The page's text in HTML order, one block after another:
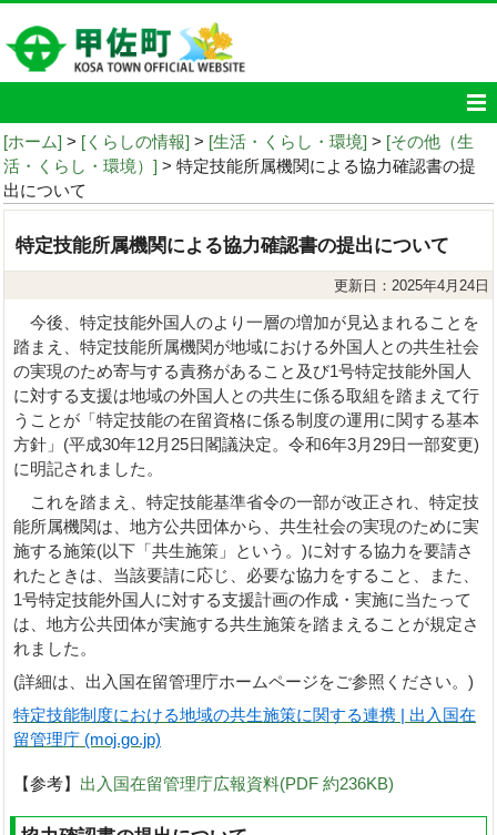
[ホーム] > [くらしの情報] > [生活・くらし・環境] > [その他（生
活・くらし・環境）] > 特定技能所属機関による協力確認書の提
出について
特定技能所属機関による協力確認書の提出について
更新日：2025年4月24日
今後、特定技能外国人のより一層の増加が見込まれることを
踏まえ、特定技能所属機関が地域における外国人との共生社会
の実現のため寄与する責務があること及び1号特定技能外国人
に対する支援は地域の外国人との共生に係る取組を踏まえて行
うことが「特定技能の在留資格に係る制度の運用に関する基本
方針」(平成30年12月25日閣議決定。令和6年3月29日一部変更)
に明記されました。
これを踏まえ、特定技能基準省令の一部が改正され、特定技
能所属機関は、地方公共団体から、共生社会の実現のために実
施する施策(以下「共生施策」という。)に対する協力を要請さ
れたときは、当該要請に応じ、必要な協力をすること、また、
1号特定技能外国人に対する支援計画の作成・実施に当たって
は、地方公共団体が実施する共生施策を踏まえることが規定さ
れました。
(詳細は、出入国在留管理庁ホームページをご参照ください。)
特定技能制度における地域の共生施策に関する連携 | 出入国在
留管理庁 (moj.go.jp)
【参考】 出入国在留管理庁広報資料(PDF 約236KB)